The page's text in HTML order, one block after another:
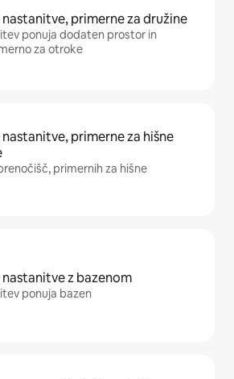
primerne za družine
ponuja dodaten prostor in
za otroke
primerne za hišne
primernih za hišne
z bazenom
ponuja bazen